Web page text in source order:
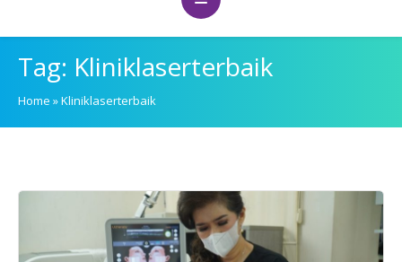
Tag: Kliniklaserterbaik
Home »Kliniklaserterbaik